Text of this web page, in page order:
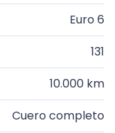
Euro 6
131
10.000 km
Cuero completo